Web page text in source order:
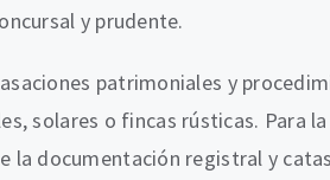
y prudente.
patrimoniales y
solares o fincas rústicas. Para
la documentación registral y